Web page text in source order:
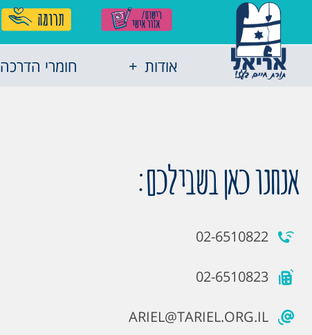
אודות חומרי הדרכה
אנחנו כאן בשבילכם:
02-6510822
02-6510823
ARIEL@TARIEL.ORG.IL